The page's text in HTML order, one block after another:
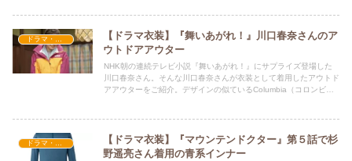
ドラマ・映画衣装
【ドラマ衣装】『舞いあがれ！』川口春奈さんのア
ウトドアアウター
NHK朝の連続テレビ小説『舞いあがれ！』にサプライズ登場した
川口春奈さん。そんな川口春奈さんが衣装として着用したアウトド
アアウターをご紹介。デザインの似ているColumbia（コロンビ
ドラマ・映画衣装
【ドラマ衣装】『マウンテンドクター』第５話で杉
野遥亮さん着用の青系インナー